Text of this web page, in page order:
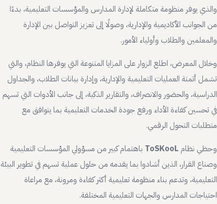
والذي يوفر منظومة متكاملة لإدارة المدارس والمؤسسات التعليمية، بدءًا
من الجوانب الأكاديمية والإدارية، وصولًا إلى تعزيز التواصل بين الإدارة
والمعلمين والطلاب وأولياء الأمور.
وخلال المعرض، اطلع الزوار على المزايا المتنوعة التي يوفرها النظام، والتي
تشمل أتمتة العمليات التعليمية والإدارية، وإدارة بيانات الطلاب، والجداول
الدراسية، والحضور والانصراف، والتقارير الذكية، إلى جانب الأدوات التي تسهم
في تحسين كفاءة الأداء ورفع جودة الخدمات التعليمية بما يتوافق مع
متطلبات التحول الرقمي.
وحظي نظام ToSKooL باهتمام كبير من مسؤولي المؤسسات التعليمية
وصناع القرار، الذين أشادوا بما يقدمه من حلول عملية تسهم في تطوير البيئة
التعليمية، وتدعم بناء منظومة تعليمية أكثر كفاءة ومرونة، مع مراعاة
احتياجات المدارس والجهات التعليمية المختلفة.